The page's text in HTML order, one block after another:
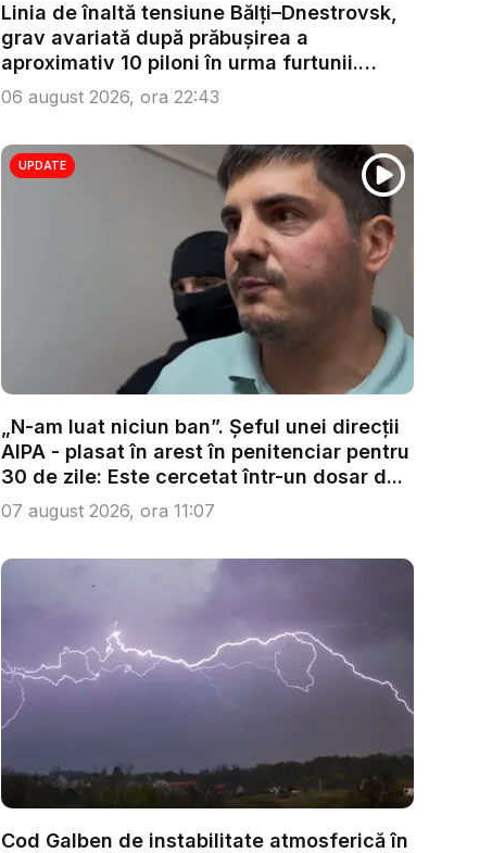
Linia de înaltă tensiune Bălți–Dnestrovsk,
grav avariată după prăbușirea a
aproximativ 10 piloni în urma furtunii.
Ech...
06 august 2026, ora 22:43
UPDATE
„N-am luat niciun ban”. Șeful unei direcții
AIPA - plasat în arest în penitenciar pentru
30 de zile: Este cercetat într-un dosar d...
07 august 2026, ora 11:07
Cod Galben de instabilitate atmosferică în